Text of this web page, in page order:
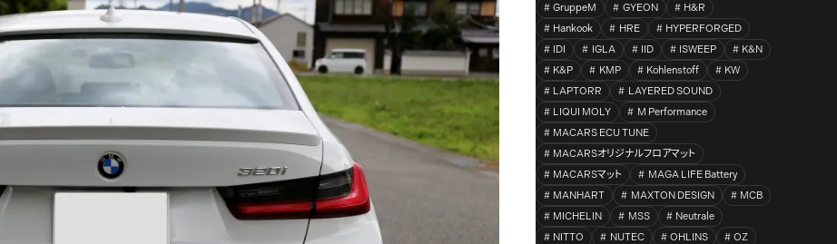
GruppeM
GYEON
H&R
Hankook
HRE
HYPERFORGED
IDI
IGLA IID ISWEEP
K&N
K&P
KMP Kohlenstoff
KW
LAPTORR
LAYERED SOUND
LIQUI MOLY
M Performance
MACARS ECU TUNE
MACARSオリジナルフロアマット
MACARSマット
MAGA LIFE Battery
MANHART
MAXTON DESIGN
MCB
MICHELIN
MSS
Neutrale
NITTO
NUTEC OHLINS OZ